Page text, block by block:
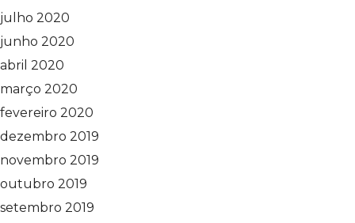
julho 2020
junho 2020
abril 2020
março 2020
fevereiro 2020
dezembro 2019
novembro 2019
outubro 2019
setembro 2019